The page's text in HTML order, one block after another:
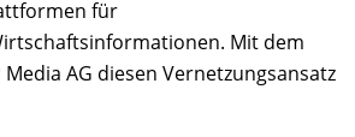
für
Mit dem
Media AG diesen Vernetzungsansatz